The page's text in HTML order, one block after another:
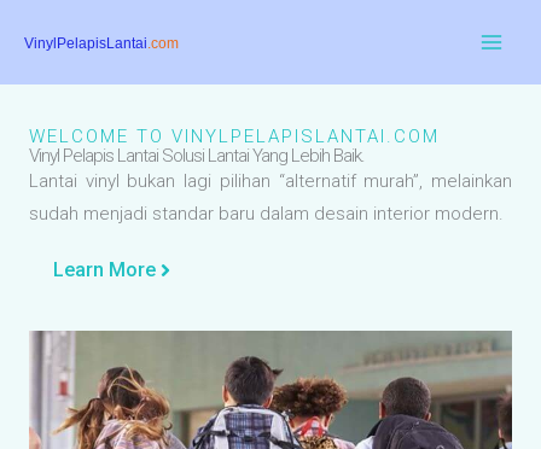
content
WELCOME TO VINYLPELAPISLANTAI.COM
Vinyl Pelapis Lantai Solusi Lantai Yang Lebih Baik.
Lantai vinyl bukan lagi pilihan “alternatif murah”, melainkan
sudah menjadi standar baru dalam desain interior modern.
Learn More